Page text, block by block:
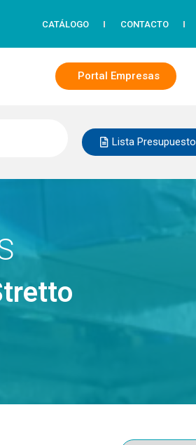
CATÁLOGO CONTACTO
Portal Empresas
Lista Presupuesto